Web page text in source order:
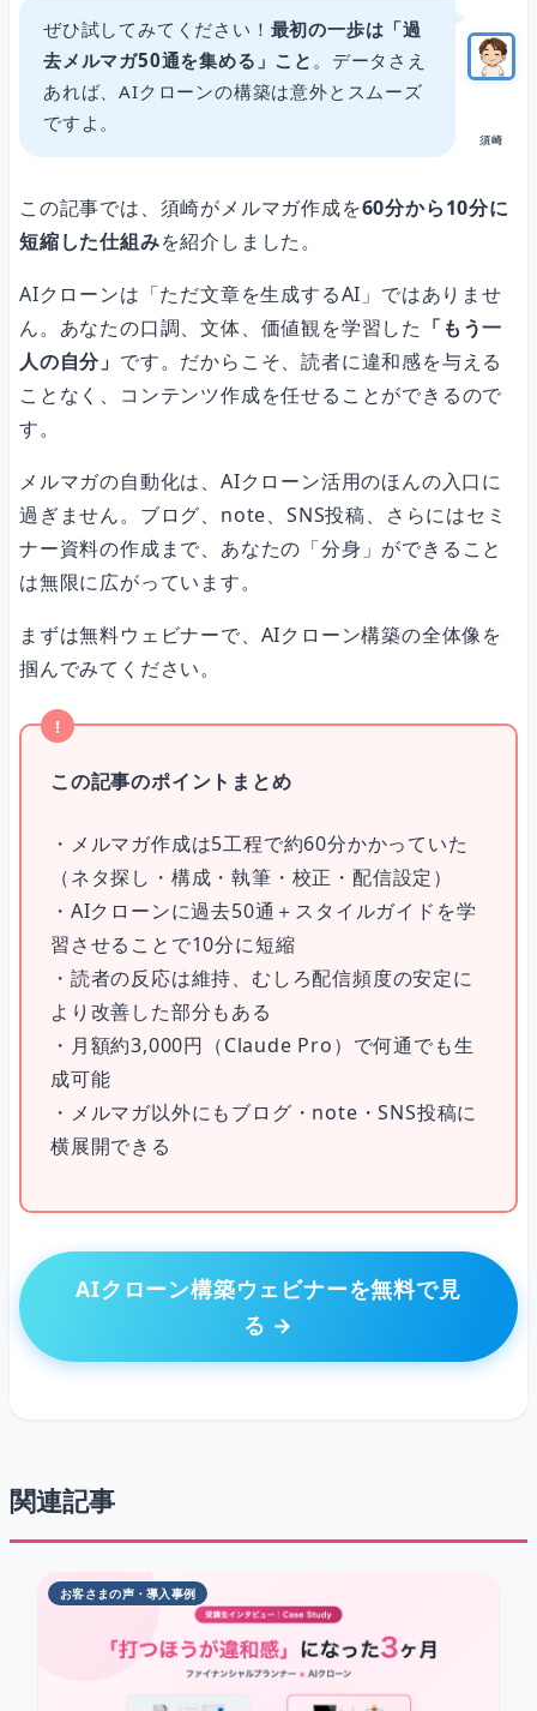
須崎
ぜひ試してみてください！ 最初の一歩は「過
去メルマガ50通を集める」こと 。データさえ
あれば、AIクローンの構築は意外とスムーズ
ですよ。
この記事では、須崎がメルマガ作成を60分から10分に
短縮した仕組みを紹介しました。
AIクローンは「ただ文章を生成するAI」ではありませ
ん。あなたの口調、文体、価値観を学習した 「もう一
人の自分」 です。だからこそ、読者に違和感を与える
ことなく、コンテンツ作成を任せることができるので
す。
メルマガの自動化は、AIクローン活用のほんの入口に
過ぎません。ブログ、note、SNS投稿、さらにはセミ
ナー資料の作成まで、あなたの「分身」ができること
は無限に広がっています。
まずは無料ウェビナーで、AIクローン構築の全体像を
掴んでみてください。
この記事のポイントまとめ
・メルマガ作成は5工程で約60分かかっていた
（ネタ探し・構成・執筆・校正・配信設定）
・AIクローンに過去50通＋スタイルガイドを学
習させることで10分に短縮
・読者の反応は維持、むしろ配信頻度の安定に
より改善した部分もある
・月額約3,000円（Claude Pro）で何通でも生
成可能
・メルマガ以外にもブログ・note・SNS投稿に
横展開できる
AIクローン構築ウェビナーを無料で見
る →
関連記事
お客さまの声・導入事例